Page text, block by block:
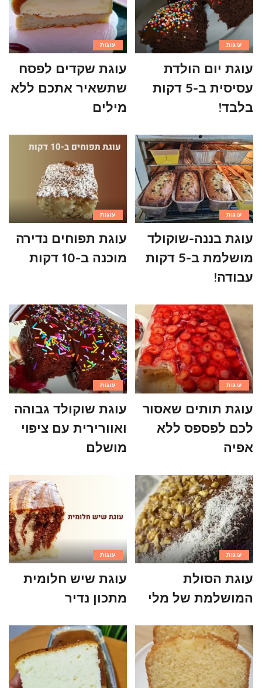
עוגות
עוגת יום הולדת
עסיסית ב-5 דקות
בלבד!
עוגות
עוגת שקדים לפסח
שתשאיר אתכם ללא
מילים
עוגות
עוגת בננה-שוקולד
מושלמת ב-5 דקות
עבודה!
עוגות
עוגת תפוחים נדירה
מוכנה ב-10 דקות
עוגות
עוגת תותים שאסור
לכם לפספס ללא
אפיה
עוגות
עוגת שוקולד גבוהה
ואוורירית עם ציפוי
מושלם
עוגות
עוגת הסולת
המושלמת של מלי
עוגות
עוגת שיש חלומית
מתכון נדיר